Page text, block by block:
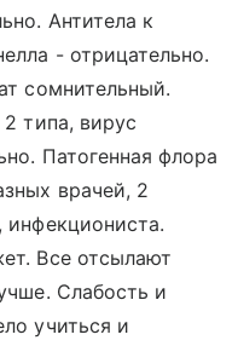
Антитела к
- отрицательно.
сомнительный.
2 типа, вирус
Патогенная флора
врачей, 2
инфекциониста.
Все отсылают
Слабость и
учиться и